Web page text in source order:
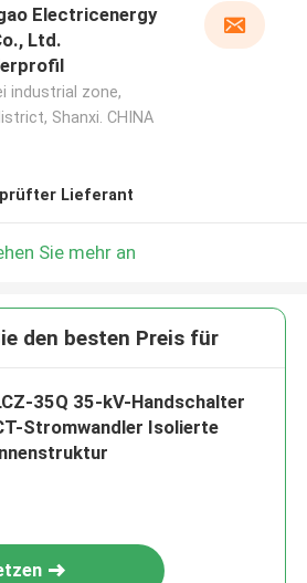
Electricenergy
Ltd.
industrial zone,
Shanxi. CHINA
Lieferant
Sie mehr an
den besten Preis für
35Q 35-kV-Handschalter
Stromwandler Isolierte